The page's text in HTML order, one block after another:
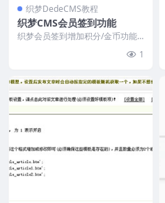
织梦DedeCMS教程
织梦CMS会员签到功能
织梦会员签到增加积分/金币功能
1